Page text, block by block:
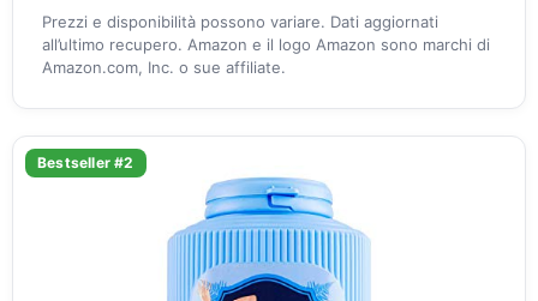
Prezzi e disponibilità possono variare. Dati aggiornati
all’ultimo recupero. Amazon e il logo Amazon sono marchi di
Amazon.com, Inc. o sue affiliate.
Bestseller #2